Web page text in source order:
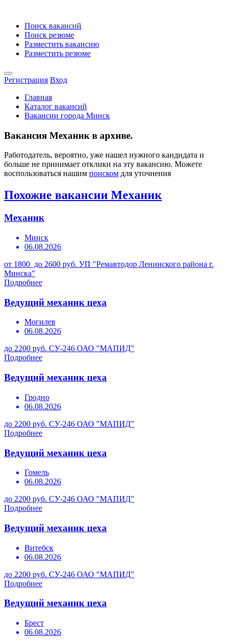
Поиск вакансий
Поиск резюме
Разместить вакансию
Разместить резюме
Регистрация Вход
Главная
Каталог вакансий
Вакансии города Минск
Вакансия Механик в архиве.
Работодатель, вероятно, уже нашел нужного кандидата и
больше не принимает отклики на эту вакансию. Можете
воспользоваться нашим поиском для уточнения
Похожие вакансии Механик
Механик
Минск
06.08.2026
от 1800 до 2600 руб. УП "Ремавтодор Ленинского района г.
Минска"
Подробнее
Ведущий механик цеха
Могилев
06.08.2026
до 2200 руб. СУ-246 ОАО "МАПИД"
Подробнее
Ведущий механик цеха
Гродно
06.08.2026
до 2200 руб. СУ-246 ОАО "МАПИД"
Подробнее
Ведущий механик цеха
Гомель
06.08.2026
до 2200 руб. СУ-246 ОАО "МАПИД"
Подробнее
Ведущий механик цеха
Витебск
06.08.2026
до 2200 руб. СУ-246 ОАО "МАПИД"
Подробнее
Ведущий механик цеха
Брест
06.08.2026